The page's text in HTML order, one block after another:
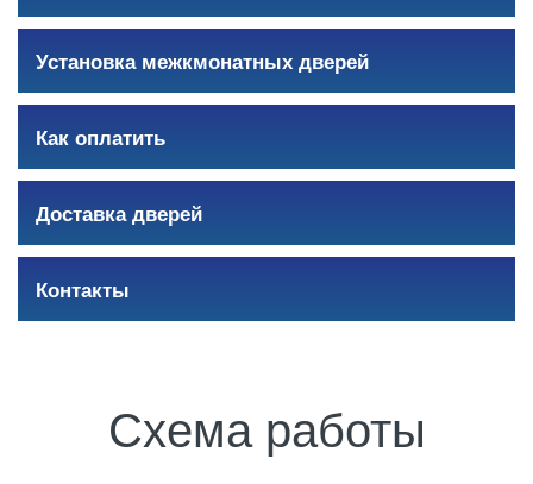
Установка межкмонатных дверей
Как оплатить
Доставка дверей
Контакты
Схема работы